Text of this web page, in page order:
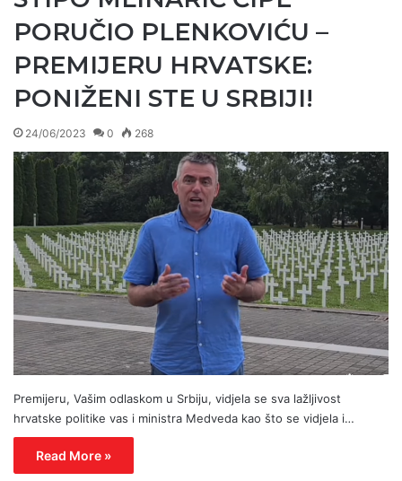
PORUČIO PLENKOVIĆU –
PREMIJERU HRVATSKE:
PONIŽENI STE U SRBIJI!
24/06/2023 0 268
Premijeru, Vašim odlaskom u Srbiju, vidjela se sva lažljivost
hrvatske politike vas i ministra Medveda kao što se vidjela i…
Read More »